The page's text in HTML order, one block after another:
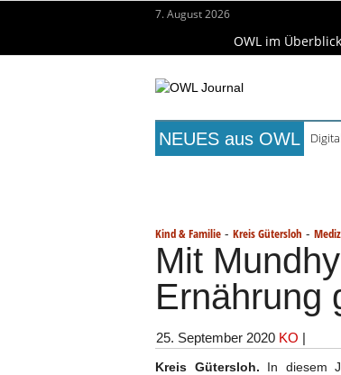
7. August 2026
OWL im Überblick
NEUES aus OWL
Kind & Familie - Kreis Gütersloh -
Mit
Ernährung
25. September 2020 KO |
Kreis Gütersloh. In diesem